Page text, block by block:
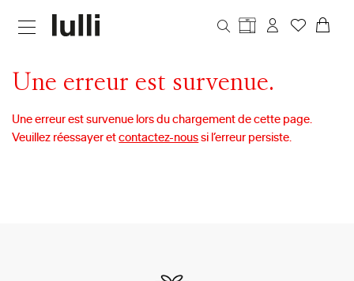
Une erreur est survenue.
Une erreur est survenue lors du chargement de cette page.
Veuillez réessayer etcontactez-nous si l’erreur persiste.